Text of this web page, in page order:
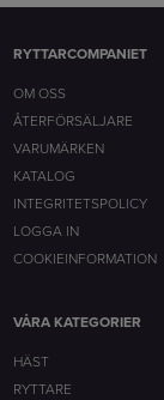
RYTTARCOMPANIET
OM OSS
ÅTERFÖRSÄLJARE
VARUMÄRKEN
KATALOG
INTEGRITETSPOLICY
LOGGA IN
COOKIEINFORMATION
VÅRA KATEGORIER
HÄST
RYTTARE